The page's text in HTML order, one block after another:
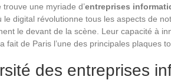
une myriade d’entreprises
le digital révolutionne tous les aspects de
le devant de la scène. Leur capacité à
fait de Paris l’une des principales plaques
des entreprises